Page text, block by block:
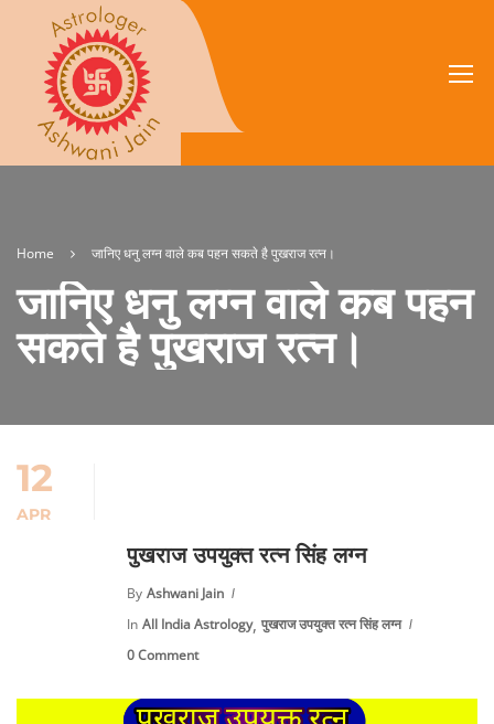
Home जानिए धनु लग्न वाले कब पहन सकते है पुखराज रत्न।
जानिए धनु लग्न वाले कब पहन
सकते है पुखराज रत्न।
12
APR
पुखराज उपयुक्त रत्न सिंह लग्न
By Ashwani Jain
In All India Astrology, पुखराज उपयुक्त रत्न सिंह लग्न
0 Comment